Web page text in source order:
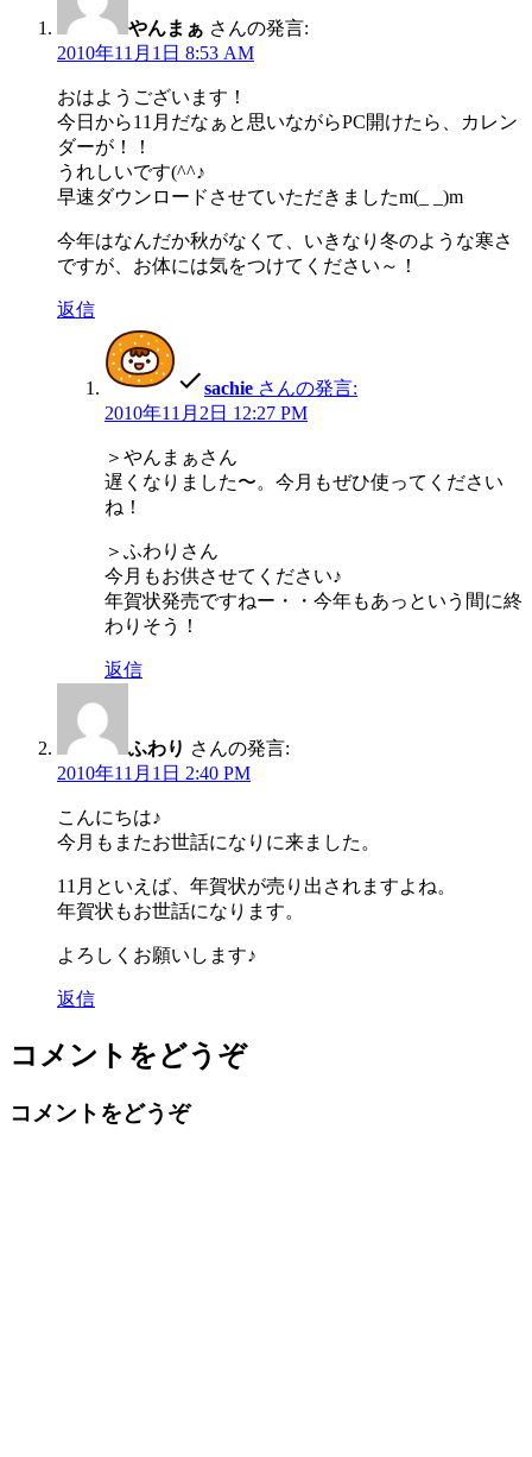
やんまぁ さんの発言:
2010年11月1日 8:53 AM
おはようございます！
今日から11月だなぁと思いながらPC開けたら、カレン
ダーが！！
うれしいです(^^♪
早速ダウンロードさせていただきましたm(_ _)m
今年はなんだか秋がなくて、いきなり冬のような寒さ
ですが、お体には気をつけてください～！
返信
sachie さんの発言:
2010年11月2日 12:27 PM
＞やんまぁさん
遅くなりました〜。今月もぜひ使ってください
ね！
＞ふわりさん
今月もお供させてください♪
年賀状発売ですねー・・今年もあっという間に終
わりそう！
返信
ふわり さんの発言:
2010年11月1日 2:40 PM
こんにちは♪
今月もまたお世話になりに来ました。
11月といえば、年賀状が売り出されますよね。
年賀状もお世話になります。
よろしくお願いします♪
返信
コメントをどうぞ
コメントをどうぞ